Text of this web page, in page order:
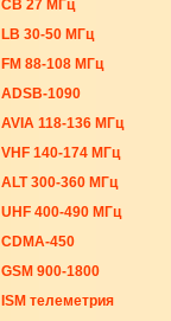
СB 27 МГц
LB 30-50 МГц
FM 88-108 МГц
ADSB-1090
AVIA 118-136 МГц
VHF 140-174 МГц
ALT 300-360 МГц
UHF 400-490 МГц
CDMA-450
GSM 900-1800
ISM телеметрия